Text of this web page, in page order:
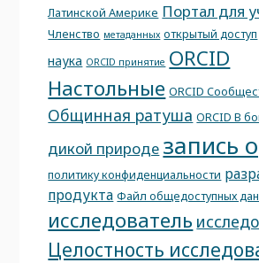
Латинской Америке Портал для
Членство метаданных открытый доступ
наука ORCID принятие ORCID
Настольные ORCID
Общинная ратуша ORCID В
дикой природе запись
политику конфиденциальности
продукта Файл общедоступных
исследователь
Целостность